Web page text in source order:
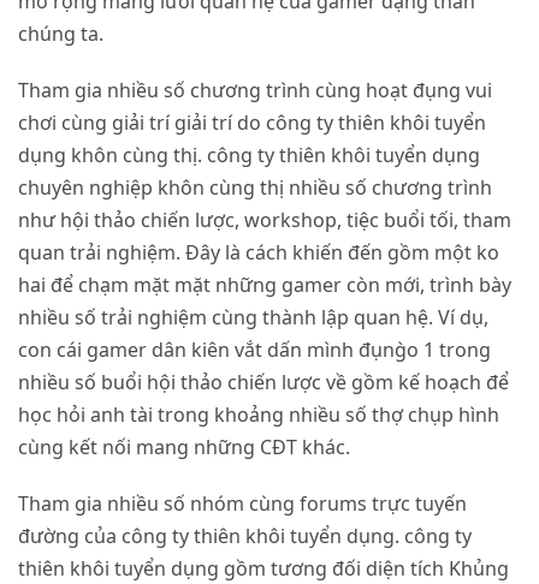
chúng ta.
Tham gia nhiều số chương trình cùng hoạt đụng vui
chơi cùng giải trí giải trí do công ty thiên khôi tuyển
dụng khôn cùng thị. công ty thiên khôi tuyển dụng
chuyên nghiệp khôn cùng thị nhiều số chương trình
như hội thảo chiến lược, workshop, tiệc buổi tối, tham
quan trải nghiệm. Đây là cách khiến đến gồm một ko
hai để chạm mặt mặt những gamer còn mới, trình bày
nhiều số trải nghiệm cùng thành lập quan hệ. Ví dụ,
con cái gamer dân kiên vắt dấn mình đụng̀o 1 trong
nhiều số buổi hội thảo chiến lược về gồm kế hoạch để
học hỏi anh tài trong khoảng nhiều số thợ chụp hình
cùng kết nối mang những CĐT khác.
Tham gia nhiều số nhóm cùng forums trực tuyến
đường của công ty thiên khôi tuyển dụng. công ty
thiên khôi tuyển dụng gồm tương đối diện tích Khủng